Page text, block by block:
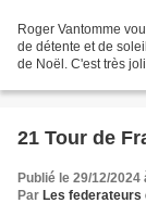
Roger Vantomme
de détente et de
de Noël. C'est très joli. Gilles Paris vous souhaite une excellente année
21 Tour de
Publié le 29/12/2024
Par Les federateurs